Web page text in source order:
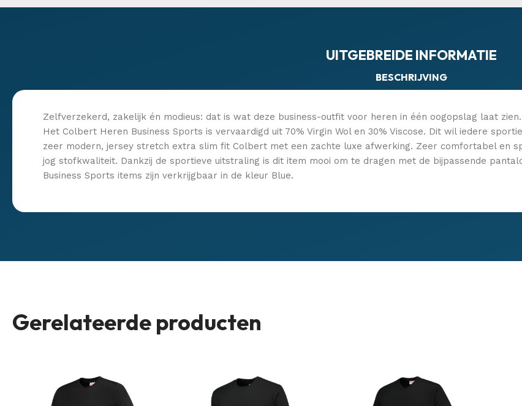
UITGEBREIDE INFORMATIE
BESCHRIJVING
Zelfverzekerd, zakelijk én modieus: dat is wat deze business-outfit voor heren in één oogopslag laat
Het Colbert Heren Business Sports is vervaardigd uit 70% Virgin Wol en 30% Viscose. Dit wil iedere
zeer modern, jersey stretch extra slim fit Colbert met een zachte luxe afwerking. Zeer comfortabel en
jog stofkwaliteit. Dankzij de sportieve uitstraling is dit item mooi om te dragen met de bijpassende
Business Sports items zijn verkrijgbaar in de kleur Blue.
Gerelateerde producten